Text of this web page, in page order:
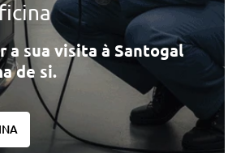
a sua visita à Santogal
de si.